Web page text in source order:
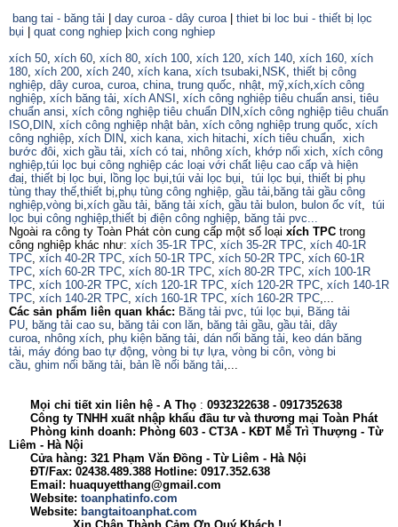
bang tai - băng tải
day curoa - dây curoa| thiet bi loc bui - thiết bị lọc
bụi
quat cong nghiep xich cong nghiep
xích 50, xích 60, xích 80, xích 100, xích 120, xích 140, xích 160, xích
180, xích 200, xích 240, xích kana, xích tsubaki, NSK, thiết bị công
nghiệp, dây curoa, curoa, china, trung quốc, nhật, mỹ,xích,xích công
nghiệp, xích băng tải, xích ANSI , xích công nghiệp tiêu chuẩn ansi, tiêu
chuẩn ansi, xích công nghiệp tiêu chuẩn DIN,xích công nghiệp tiêu chuẩn
ISO, DIN, xích công nghiệp nhật bản, xích công nghiệp trung quốc, xích
công nghiệp, xích DIN, xich kana, xich hitachi, xích tiêu chuẩn, xich
bước đôi, xich gầu tải, xích có tai, nhông xích, khớp nối xich, xích công
nghiệp,túi lọc bụi công nghiệp các loại với chất liệu cao cấp và hiện
đaị, thiết bị lọc bụi, lồng lọc bụi,túi vải lọc bụi, túi lọc bụi, thiết bị phụ
tùng thay thế,thiết bị,phụ tùng công nghiệp, gầu tải, băng tải gầu công
nghiệp,vòng bi,xích gầu tải, băng tải xích, gầu tải bulon, bulon ốc vít, túi
lọc bụi công nghiệp,thiết bị điện công nghiệp, băng tải pvc...
Ngoài ra công ty Toàn Phát còn cung cấp một số loại xích TPC trong
công nghiệp khác như: xích 35-1R TPC, xích 35-2R TPC, xích 40-1R
TPC, xích 40-2R TPC, xích 50-1R TPC, xích 50-2R TPC, xích 60-1R
TPC, xích 60-2R TPC, xích 80-1R TPC, xích 80-2R TPC, xích 100-1R
TPC, xích 100-2R TPC, xích 120-1R TPC, xích 120-2R TPC, xích 140-1R
TPC, xích 140-2R TPC, xích 160-1R TPC, xích 160-2R TPC,...
Các sản phẩm liên quan khác: Băng tải pvc, túi lọc bụi, Băng tải
PU, băng tải cao su, băng tải con lăn, băng tải gầu, gầu tải, dây
curoa, nhông xích, phụ kiện băng tải, dán nối băng tải, keo dán băng
tải, máy đóng bao tự động, vòng bi tự lựa, vòng bi côn, vòng bi
cầu, ghim nối băng tải, bản lề nối băng tải,...
Mọi chi tiết xin liên hệ - A Thọ : 0932322638 - 0917352638
Công ty TNHH xuất nhập khẩu đầu tư và thương mại Toàn Phát
Phòng kinh doanh: Phòng 603 - CT3A - KĐT Mễ Trì Thượng - Từ
Liêm - Hà Nội
Cửa hàng: 321 Phạm Văn Đồng - Từ Liêm - Hà Nội
ĐT/Fax: 02438.489.388 Hotline: 0917.352.638
Email: huaquyetthang@gmail.com
Website: toanphatinfo.com
Website: bangtaitoanphat.com